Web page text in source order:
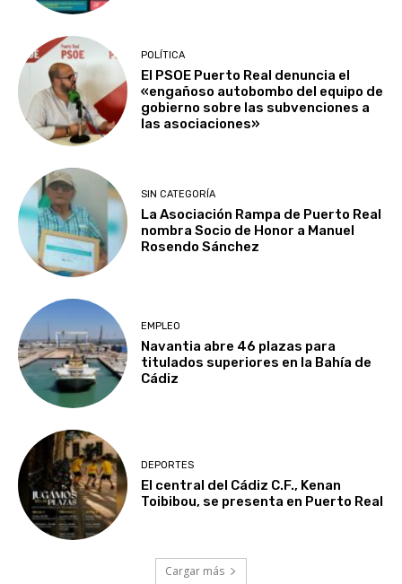
POLÍTICA
El PSOE Puerto Real denuncia el
«engañoso autobombo del equipo de
gobierno sobre las subvenciones a
las asociaciones»
SIN CATEGORÍA
La Asociación Rampa de Puerto Real
nombra Socio de Honor a Manuel
Rosendo Sánchez
EMPLEO
Navantia abre 46 plazas para
titulados superiores en la Bahía de
Cádiz
DEPORTES
El central del Cádiz C.F., Kenan
Toibibou, se presenta en Puerto Real
Cargar más